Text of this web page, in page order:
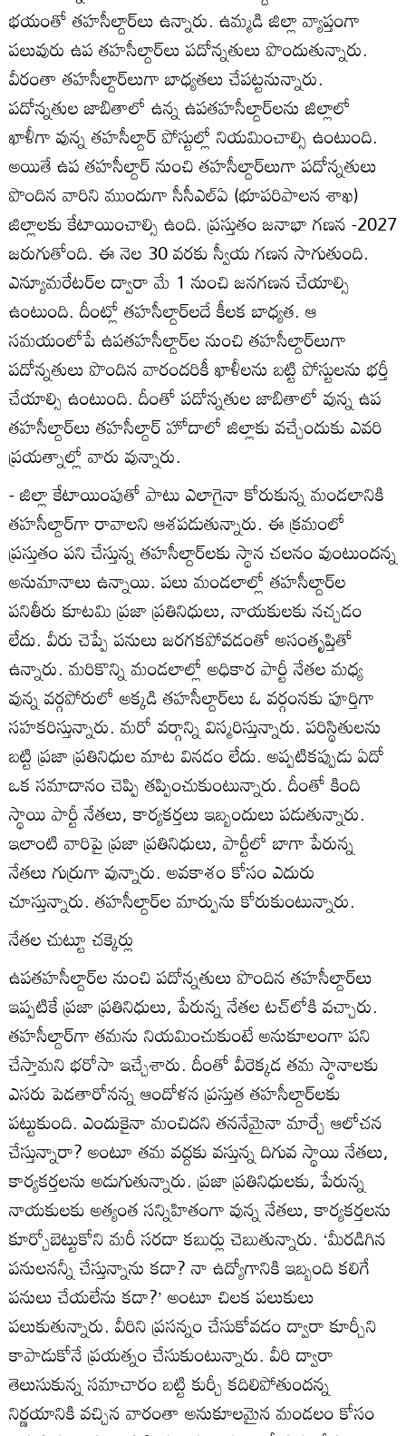
భయంతో తహసీల్దార్‌లు ఉన్నారు. ఉమ్మడి జిల్లా వ్యాప్తంగా
పలువురు ఉప తహసీల్దార్‌లు పదోన్నతులు పొందుతున్నారు.
వీరంతా తహసీల్దార్‌లుగా బాధ్యతలు చేపట్టనున్నారు.
పదోన్నతుల జాబితాలో ఉన్న ఉపతహసీల్దార్‌లను జిల్లాలో
ఖాళీగా వున్న తహసీల్దార్‌ పోస్టుల్లో నియమించాల్సి ఉంటుంది.
అయితే ఉప తహసీల్దార్‌ నుంచి తహసీల్దార్‌లుగా పదోన్నతులు
పొందిన వారిని ముందుగా సీసీఎల్‌ఏ (భూపరిపాలన శాఖ)
జిల్లాలకు కేటాయించాల్సి ఉంది. ప్రస్తుతం జనాభా గణన -2027
జరుగుతోంది. ఈ నెల 30 వరకు స్వీయ గణన సాగుతుంది.
ఎన్యూమరేటర్‌ల ద్వారా మే 1 నుంచి జనగణన చేయాల్సి
ఉంటుంది. దీంట్లో తహసీల్దార్‌లదే కీలక బాధ్యత. ఆ
సమయంలోపే ఉపతహసీల్దార్‌ల నుంచి తహసీల్దార్‌లుగా
పదోన్నతులు పొందిన వారందరికీ ఖాళీలను బట్టి పోస్టులను భర్తీ
చేయాల్సి ఉంటుంది. దీంతో పదోన్నతుల జాబితాలో వున్న ఉప
తహసీల్దార్‌లు తహసీల్దార్‌ హోదాలో జిల్లాకు వచ్చేందుకు ఎవరి
ప్రయత్నాల్లో వారు వున్నారు.
- జిల్లా కేటాయింపుతో పాటు ఎలాగైనా కోరుకున్న మండలానికి
తహసీల్దార్‌గా రావాలని ఆశపడుతున్నారు. ఈ క్రమంలో
ప్రస్తుతం పని చేస్తున్న తహసీల్దార్‌లకు స్థాన చలనం వుంటుందన్న
అనుమానాలు ఉన్నాయి. పలు మండలాల్లో తహసీల్దార్‌ల
పనితీరు కూటమి ప్రజా ప్రతినిధులు, నాయకులకు నచ్చడం
లేదు. వీరు చెప్పే పనులు జరగకపోవడంతో అసంతృప్తితో
ఉన్నారు. మరికొన్ని మండలాల్లో అధికార పార్టీ నేతల మధ్య
వున్న వర్గపోరులో అక్కడి తహసీల్దార్‌లు ఓ వర్గంనకు పూర్తిగా
సహకరిస్తున్నారు. మరో వర్గాన్ని విస్మరిస్తున్నారు. పరిస్థితులను
బట్టి ప్రజా ప్రతినిధుల మాట వినడం లేదు. అప్పటికప్పుడు ఏదో
ఒక సమాదానం చెప్పి తప్పించుకుంటున్నారు. దీంతో కింది
స్థాయి పార్టీ నేతలు, కార్యకర్తలు ఇబ్బందులు పడుతున్నారు.
ఇలాంటి వారిపై ప్రజా ప్రతినిధులు, పార్టీలో బాగా పేరున్న
నేతలు గుర్రుగా వున్నారు. అవకాశం కోసం ఎదురు
చూస్తున్నారు. తహసీల్దార్‌ల మార్పును కోరుకుంటున్నారు.
నేతల చుట్టూ చక్కెర్లు
ఉపతహసీల్దార్‌ల నుంచి పదోన్నతులు పొందిన తహసీల్దార్‌లు
ఇప్పటికే ప్రజా ప్రతినిధులు, పేరున్న నేతల టచ్‌లోకి వచ్చారు.
తహసీల్దార్‌గా తమను నియమించుకుంటే అనుకూలంగా పని
చేస్తామని భరోసా ఇచ్చేశారు. దీంతో వీరెక్కడ తమ స్థానాలకు
ఎసరు పెడతారోనన్న ఆందోళన ప్రస్తుత తహసీల్దార్‌లకు
పట్టుకుంది. ఎందుకైనా మంచిదని తననేమైనా మార్చే ఆలోచన
చేస్తున్నారా? అంటూ తమ వద్దకు వస్తున్న దిగువ స్థాయి నేతలు,
కార్యకర్తలను అడుగుతున్నారు. ప్రజా ప్రతినిధులకు, పేరున్న
నాయకులకు అత్యంత సన్నిహితంగా వున్న నేతలు, కార్యకర్తలను
కూర్చోబెట్టుకోని మరీ సరదా కబుర్లు చెబుతున్నారు. ‘మీరడిగిన
పనులనన్నీ చేస్తున్నాను కదా? నా ఉద్యోగానికి ఇబ్బంది కలిగే
పనులు చేయలేను కదా?’ అంటూ చిలక పలుకులు
పలుకుతున్నారు. వీరిని ప్రసన్నం చేసుకోవడం ద్వారా కూర్చీని
కాపాడుకోనే ప్రయత్నం చేసుకుంటున్నారు. వీరి ద్వారా
తెలుసుకున్న సమాచారం బట్టి కుర్చీ కదిలిపోతుందన్న
నిర్ణయానికి వచ్చిన వారంతా అనుకూలమైన మండలం కోసం